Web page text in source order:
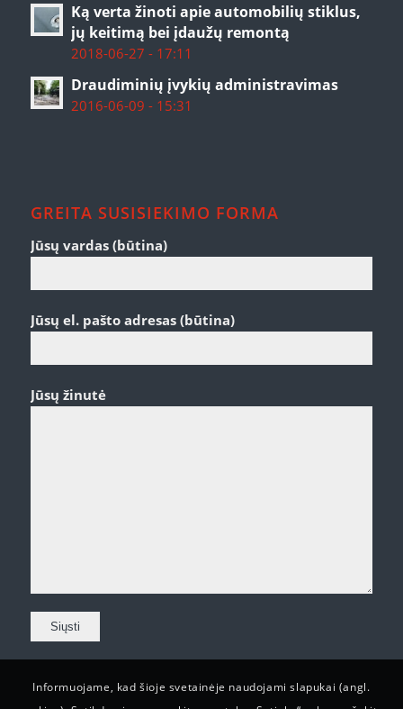
Ką verta žinoti apie automobilių stiklus,
jų keitimą bei įdaužų remontą
2018-06-27 - 17:11
Draudiminių įvykių administravimas
2016-06-09 - 15:31
GREITA SUSISIEKIMO FORMA
Jūsų vardas (būtina)
Jūsų el. pašto adresas (būtina)
Jūsų žinutė
Informuojame, kad šioje svetainėje naudojami slapukai (angl.